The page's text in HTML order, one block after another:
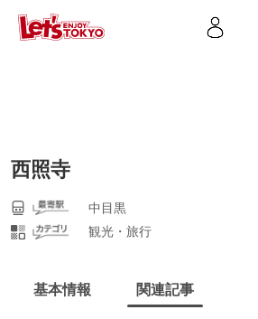
西照寺
中目黒
観光・旅行
基本情報 関連記事